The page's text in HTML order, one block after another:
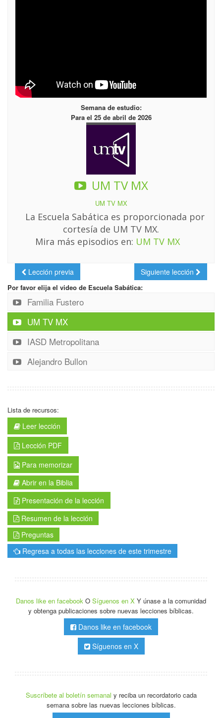
Semana de estudio:
Para el 25 de abril de 2026
UM TV MX
UM TV MX
La Escuela Sabática es proporcionada por
cortesía de UM TV MX.
Mira más episodios en: UM TV MX
Lección previa Siguiente lección
Por favor elija el video de Escuela Sabática:
Familia Fustero
UM TV MX
IASD Metropolitana
Alejandro Bullon
Lista de recursos:
Leer lección
Lección PDF
Para memorizar
Abrir en la Biblia
Presentación de la lección
Resumen de la lección
Preguntas
Regresa a todas las lecciones de este trimestre
Danos like en facebook O Síguenos en X Y únase a la comunidad
y obtenga publicaciones sobre nuevas lecciones bíblicas.
Danos like en facebook
Síguenos en X
Suscríbete al boletín semanal y reciba un recordatorio cada
semana sobre las nuevas lecciones bíblicas.